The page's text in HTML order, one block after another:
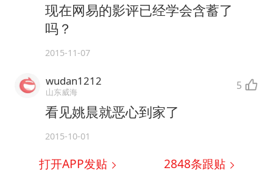
现在网易的影评已经学会含蓄了
吗？
2015-11-07
wudan1212
山东威海 5
看见姚晨就恶心到家了
2015-10-01
打开APP发贴 2848条跟贴